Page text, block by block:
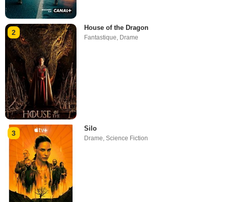
2
House of the Dragon
Fantastique, Drame
3
Silo
Drame ,Science Fiction